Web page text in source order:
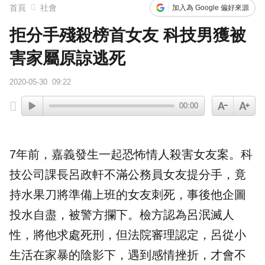
首頁 社會 加入為 Google 偏好來源
拒分手殘殺榜首女友 科技男獲被
害家屬原諒逃死
2020-05-30 09:22
00:00
7年前，嘉義發生一起恐怖情人殺害女友案。科
技公司課長呂政軒不滿公務員女友提分手 ，竟
持水果刀將準備上班的女友刺死，事後他企圖
投水自盡，被警方攔下。檢方認為呂泯滅人
性，將他求處死刑，但法院審理認定，呂從小
生活在家暴的陰影下，遇到感情挫折，才會不